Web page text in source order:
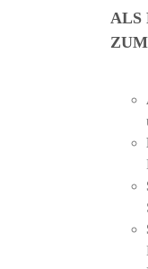
ALS